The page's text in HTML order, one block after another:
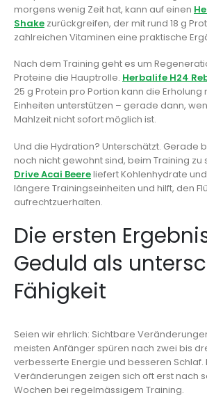
morgens wenig Zeit hat, kann auf einen
Shake zurückgreifen, der mit rund 18 g
zahlreichen Vitaminen eine praktische
Nach dem Training geht es um
Proteine die Hauptrolle. Herbalife H24
25 g Protein pro Portion kann die Erholung
Einheiten unterstützen – gerade dann,
Mahlzeit nicht sofort möglich ist.
Und die Hydration? Unterschätzt. Gerade
noch nicht gewohnt sind, beim Training zu
Drive Acai Beereliefert Kohlenhydrate
längere Trainingseinheiten und hilft, den
aufrechtzuerhalten.
Die ersten
Geduld als
Fähigkeit
Seien wir ehrlich: Sichtbare
meisten Anfänger spüren nach zwei bis
verbesserte Energie und besseren Schlaf.
Veränderungen zeigen sich oft erst nach
Wochen bei regelmässigem Training.